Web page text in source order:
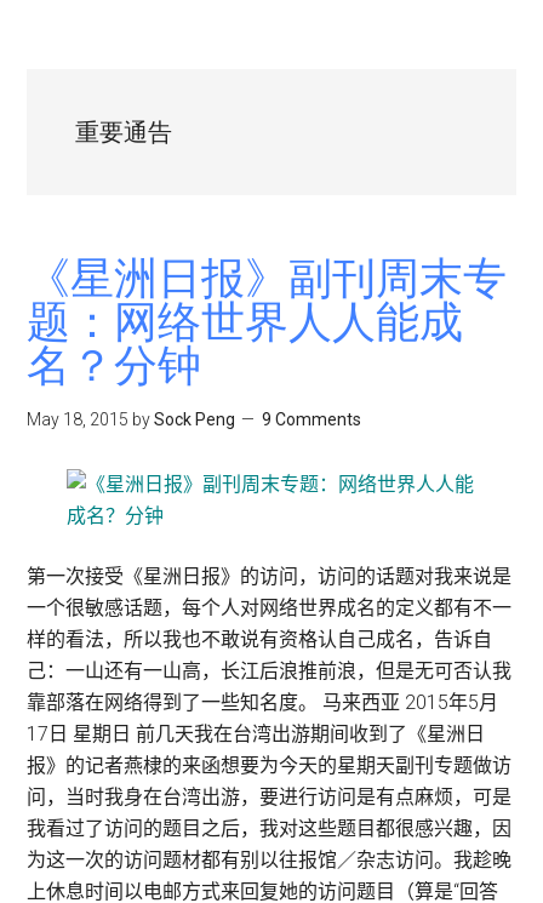
重要通告
《星洲日报》副刊周末专
题：网络世界人人能成
名？分钟
May 18, 2015 bySock Peng 9 Comments
第一次接受《星洲日报》的访问，访问的话题对我来说是
一个很敏感话题，每个人对网络世界成名的定义都有不一
样的看法，所以我也不敢说有资格认自己成名，告诉自
己：一山还有一山高，长江后浪推前浪，但是无可否认我
靠部落在网络得到了一些知名度。 马来西亚 2015年5月
17日 星期日 前几天我在台湾出游期间收到了《星洲日
报》的记者燕棣的来函想要为今天的星期天副刊专题做访
问，当时我身在台湾出游，要进行访问是有点麻烦，可是
我看过了访问的题目之后，我对这些题目都很感兴趣，因
为这一次的访问题材都有别以往报馆／杂志访问。我趁晚
上休息时间以电邮方式来回复她的访问题目（算是“回答